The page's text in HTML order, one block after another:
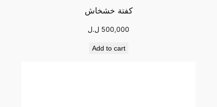
كفتة خشخاش
500,000 ل.ل
Add to cart